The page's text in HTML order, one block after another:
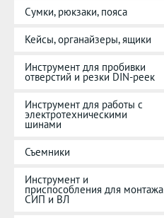
Сумки, рюкзаки, пояса
Кейсы, органайзеры, ящики
Инструмент для пробивки
отверстий и резки DIN-реек
Инструмент для работы с
электротехническими
шинами
Съемники
Инструмент и
приспособления для монтажа
СИП и ВЛ